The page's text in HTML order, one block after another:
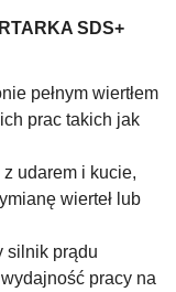
SDS+
pełnym wiertłem
prac takich jak
udarem i kucie,
wierteł lub
silnik prądu
pracy na